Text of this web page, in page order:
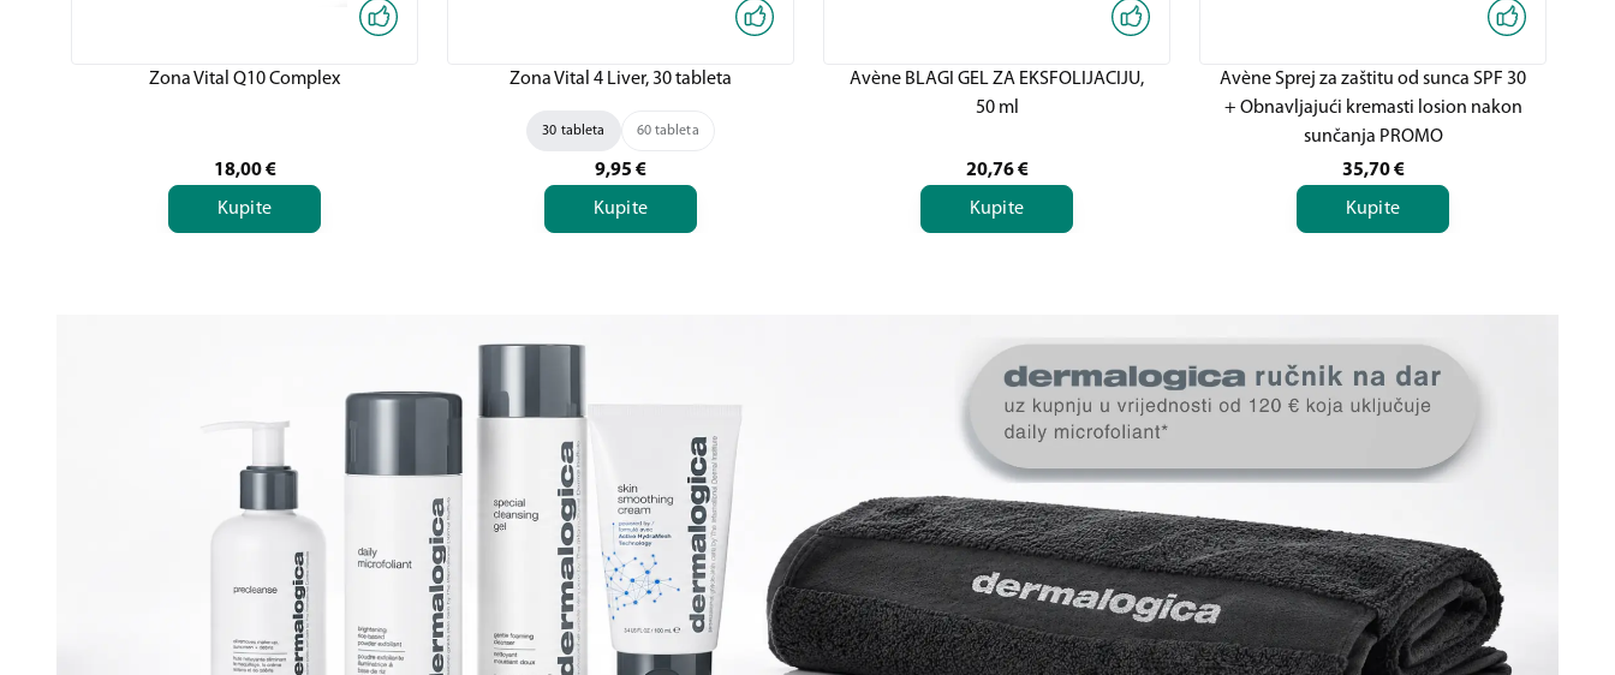
Zona Vital Q10 Complex
18,00 €
Kupite
Zona Vital 4 Liver, 30 tableta
30 tableta 60 tableta
9,95 €
Kupite
Avène BLAGI GEL ZA EKSFOLIJACIJU,
50 ml
20,76 €
Kupite
Avène Sprej za zaštitu od sunca SPF 30
+ Obnavljajući kremasti losion nakon
sunčanja PROMO
35,70 €
Kupite